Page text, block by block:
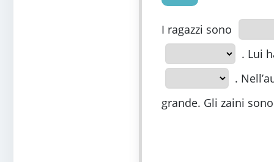
I ragazzi sono
. Lui
.
grande. Gli zaini sono